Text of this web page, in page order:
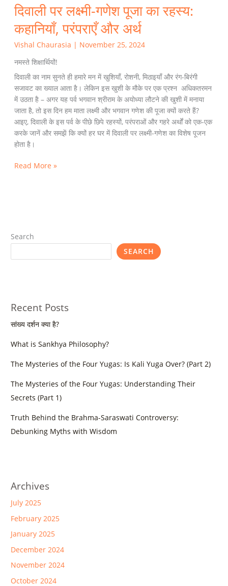
दिवाली पर लक्ष्मी-गणेश पूजा का रहस्य:
कहानियाँ, परंपराएँ और अर्थ
Vishal Chaurasia | November 25, 2024
नमस्ते शिक्षार्थियों!
दिवाली का नाम सुनते ही हमारे मन में खुशियाँ, रोशनी, मिठाइयाँ और रंग-बिरंगी
सजावट का ख्याल आता है। लेकिन इस खुशी के मौके पर एक प्रश्न अधिकतरमन
में उठता है – अगर यह पर्व भगवान श्रीराम के अयोध्या लौटने की खुशी में मनाया
जाता है, तो इस दिन हम माता लक्ष्मी और भगवान गणेश की पूजा क्यों करते हैं?
आइए, दिवाली के इस पर्व के पीछे छिपे रहस्यों, परंपराओं और गहरे अर्थों को एक-एक
करके जानें और समझें कि क्यों हर घर में दिवाली पर लक्ष्मी-गणेश का विशेष पूजन
होता है।
Read More »
Search
SEARCH
Recent Posts
सांख्य दर्शन क्या है?
What is Sankhya Philosophy?
The Mysteries of the Four Yugas: Is Kali Yuga Over? (Part 2)
The Mysteries of the Four Yugas: Understanding Their
Secrets (Part 1)
Truth Behind the Brahma-Saraswati Controversy:
Debunking Myths with Wisdom
Archives
July 2025
February 2025
January 2025
December 2024
November 2024
October 2024